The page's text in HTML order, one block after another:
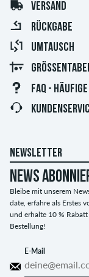
VERSAND
RÜCKGABE
UMTAUSCH
FAQ - HÄUFIGE
NEWSLETTER
News
Bleibe mit unserem
date, erfahre als Erstes
und erhalte 10 %
Bestellung!
E-Mail